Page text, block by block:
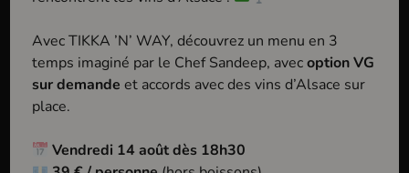
Je m'inscris
Avec TIKKA ’N’ WAY, découvrez un menu en 3
temps imaginé par le Chef Sandeep, avecoption VG
sur demande et accords avec des vins d’Alsace sur
place.
Vendredi 14 août dès 18h30